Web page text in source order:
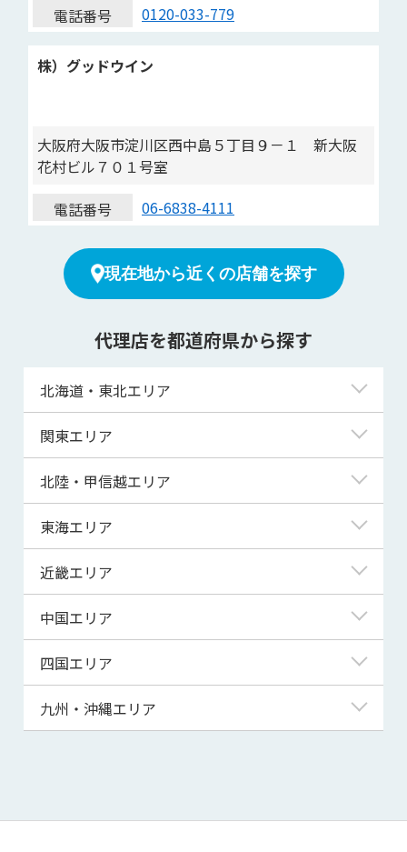
電話番号
0120-033-779
株）グッドウイン
大阪府大阪市淀川区西中島５丁目９－１ 新大阪
花村ビル７０１号室
電話番号
06-6838-4111
現在地から近くの店舗を探す
代理店を都道府県から探す
北海道・東北エリア
北海道
青森県
宮城県
秋田県
山形県
関東エリア
東京都
神奈川県
埼玉県
千葉県
茨城県
群馬県
北陸・甲信越エリア
新潟県
富山県
福井県
山梨県
長野県
東海エリア
岐阜県
静岡県
三重県
近畿エリア
滋賀県
京都府
大阪府
兵庫県
和歌山県
中国エリア
鳥取県
島根県
山口県
四国エリア
徳島県
高知県
九州・沖縄エリア